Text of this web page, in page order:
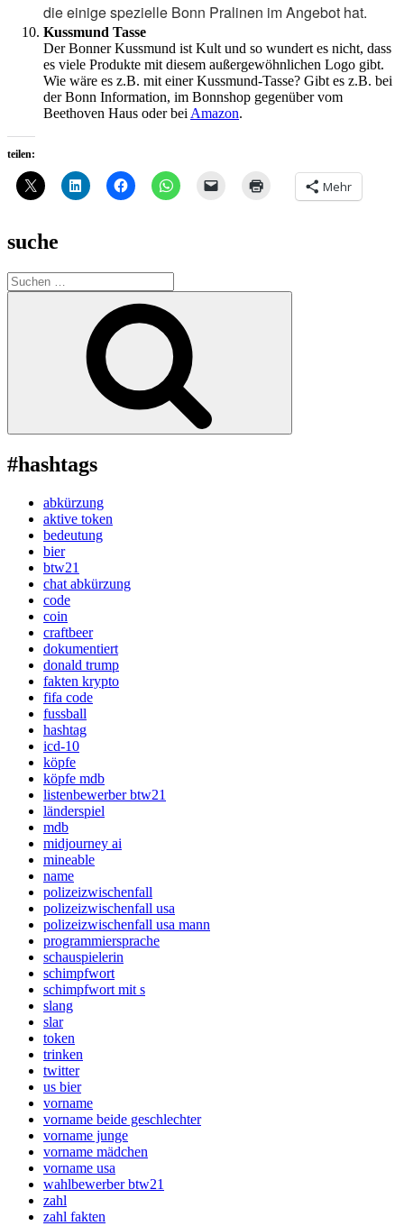
die einige spezielle Bonn Pralinen im Angebot hat.
Kussmund Tasse
Der Bonner Kussmund ist Kult und so wundert es nicht, dass
es viele Produkte mit diesem außergewöhnlichen Logo gibt.
Wie wäre es z.B. mit einer Kussmund-Tasse? Gibt es z.B. bei
der Bonn Information, im Bonnshop gegenüber vom
Beethoven Haus oder bei Amazon.
teilen:
Mehr
suche
Suche
nach:
#hashtags
abkürzung
aktive token
bedeutung
bier
btw21
chat abkürzung
code
coin
craftbeer
dokumentiert
donald trump
fakten krypto
fifa code
fussball
hashtag
icd-10
köpfe
köpfe mdb
listenbewerber btw21
länderspiel
mdb
midjourney ai
mineable
name
polizeizwischenfall
polizeizwischenfall usa
polizeizwischenfall usa mann
programmiersprache
schauspielerin
schimpfwort
schimpfwort mit s
slang
slar
token
trinken
twitter
us bier
vorname
vorname beide geschlechter
vorname junge
vorname mädchen
vorname usa
wahlbewerber btw21
zahl
zahl fakten